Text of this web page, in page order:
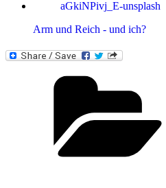
Arm und Reich - und ich?